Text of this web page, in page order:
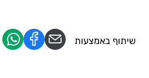
שיתוף באמצעות